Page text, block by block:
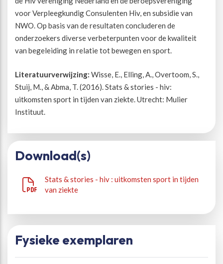
voor Verpleegkundig Consulenten Hiv, en subsidie van
NWO. Op basis van de resultaten concluderen de
onderzoekers diverse verbeterpunten voor de kwaliteit
van begeleiding in relatie tot bewegen en sport.
Literatuurverwijzing: Wisse, E., Elling, A., Overtoom, S.,
Stuij, M., & Abma, T. (2016). Stats & stories - hiv:
uitkomsten sport in tijden van ziekte. Utrecht: Mulier
Instituut.
Download(s)
Stats & stories - hiv : uitkomsten sport in tijden
van ziekte
Fysieke exemplaren
Alle thema’s